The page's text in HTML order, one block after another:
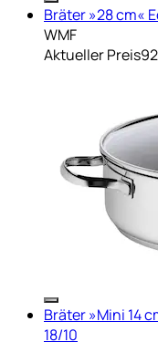
Bräter »28 cm«
WMF
Aktueller Preis
Bräter »Mini 14
18/10